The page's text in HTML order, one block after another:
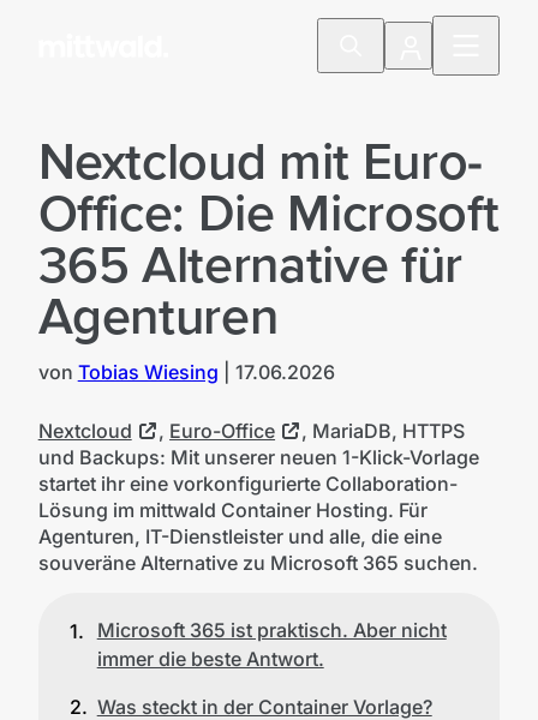
Nextcloud mit Euro-
Office: Die Microsoft
365 Alternative für
Agenturen
von Tobias Wiesing 17.06.2026
Nextcloud , Euro-Office
, MariaDB, HTTPS
und Backups: Mit unserer neuen 1-Klick-Vorlage
startet ihr eine vorkonfigurierte Collaboration-
Lösung im mittwald Container Hosting. Für
Agenturen, IT-Dienstleister und alle, die eine
souveräne Alternative zu Microsoft 365 suchen.
Microsoft 365 ist praktisch. Aber nicht
immer die beste Antwort.
Was steckt in der Container Vorlage?